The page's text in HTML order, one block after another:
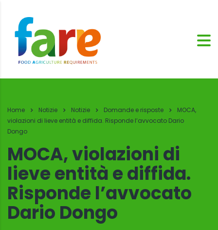
Home Notizie Notizie Domande e risposte
MOCA,
violazioni di lieve entità e diffida. Risponde l’avvocato Dario
Dongo
MOCA, violazioni di
lieve entità e diffida.
Risponde l’avvocato
Dario Dongo